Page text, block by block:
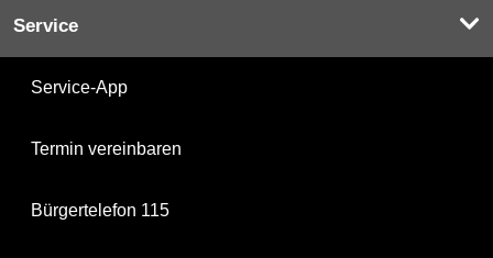
Service
Service-App
Termin vereinbaren
Bürgertelefon 115